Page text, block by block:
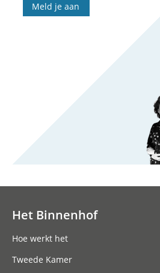
Meld je aan
Het Binnenhof
Hoe werkt het
Tweede Kamer